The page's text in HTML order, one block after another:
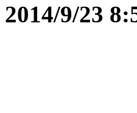
2014/9/23